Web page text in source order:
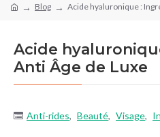
Blog Acide hyaluronique :
Acide
Anti Âge de Luxe
Anti-rides, Beauté, Visage,